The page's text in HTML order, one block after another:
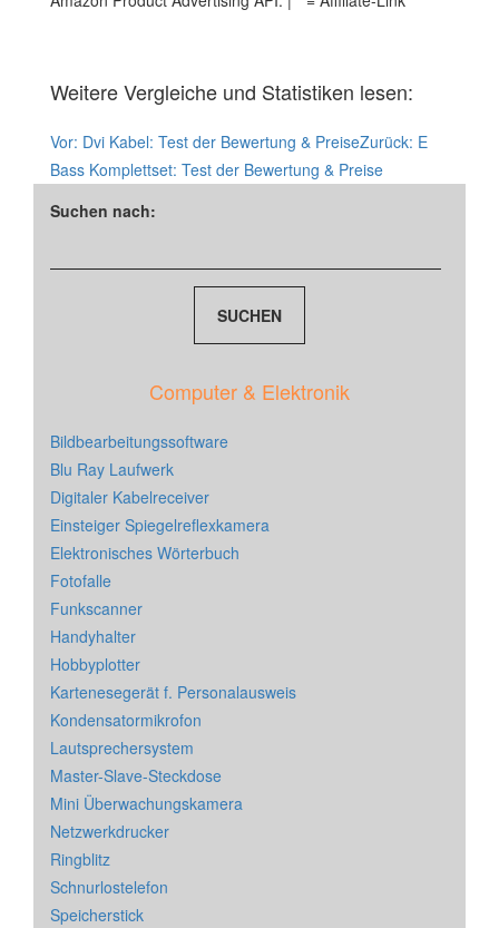
Weitere Vergleiche und Statistiken lesen:
Vor: Dvi Kabel: Test der Bewertung & PreiseZurück: E
Bass Komplettset: Test der Bewertung & Preise
Suchen nach:
Computer & Elektronik
Bildbearbeitungssoftware
Blu Ray Laufwerk
Digitaler Kabelreceiver
Einsteiger Spiegelreflexkamera
Elektronisches Wörterbuch
Fotofalle
Funkscanner
Handyhalter
Hobbyplotter
Kartenesegerät f. Personalausweis
Kondensatormikrofon
Lautsprechersystem
Master-Slave-Steckdose
Mini Überwachungskamera
Netzwerkdrucker
Ringblitz
Schnurlostelefon
Speicherstick